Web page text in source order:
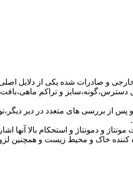
و صادرات شده یکی از دلایل اصلی
و تراکم
از بررسی های متعدد در دیر
و دمونتاژ و استحکام بالا آنها
خاک و محیط زیست و همچنین لزوم